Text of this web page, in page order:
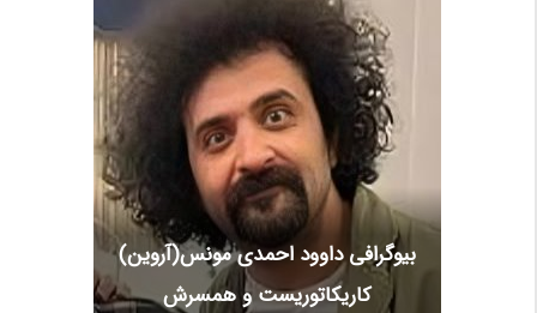
بیوگرافی داوود احمدی مونس(آروین)
کاریکاتوریست و همسرش